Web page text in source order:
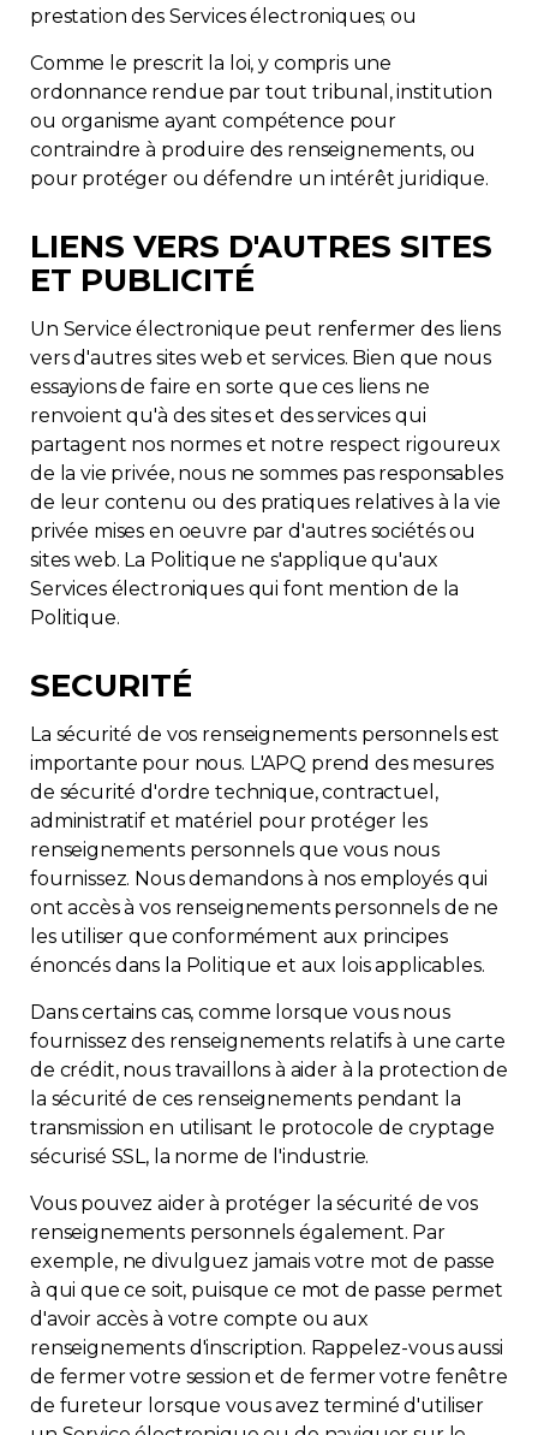
prestation des Services électroniques; ou
Comme le prescrit la loi, y compris une
ordonnance rendue par tout tribunal, institution
ou organisme ayant compétence pour
contraindre à produire des renseignements, ou
pour protéger ou défendre un intérêt juridique.
LIENS VERS D'AUTRES SITES
ET PUBLICITÉ
Un Service électronique peut renfermer des liens
vers d'autres sites web et services. Bien que nous
essayions de faire en sorte que ces liens ne
renvoient qu'à des sites et des services qui
partagent nos normes et notre respect rigoureux
de la vie privée, nous ne sommes pas responsables
de leur contenu ou des pratiques relatives à la vie
privée mises en oeuvre par d'autres sociétés ou
sites web. La Politique ne s'applique qu'aux
Services électroniques qui font mention de la
Politique.
SECURITÉ
La sécurité de vos renseignements personnels est
importante pour nous. L'APQ prend des mesures
de sécurité d'ordre technique, contractuel,
administratif et matériel pour protéger les
renseignements personnels que vous nous
fournissez. Nous demandons à nos employés qui
ont accès à vos renseignements personnels de ne
les utiliser que conformément aux principes
énoncés dans la Politique et aux lois applicables.
Dans certains cas, comme lorsque vous nous
fournissez des renseignements relatifs à une carte
de crédit, nous travaillons à aider à la protection de
la sécurité de ces renseignements pendant la
transmission en utilisant le protocole de cryptage
sécurisé SSL, la norme de l'industrie.
Vous pouvez aider à protéger la sécurité de vos
renseignements personnels également. Par
exemple, ne divulguez jamais votre mot de passe
à qui que ce soit, puisque ce mot de passe permet
d'avoir accès à votre compte ou aux
renseignements d'inscription. Rappelez-vous aussi
de fermer votre session et de fermer votre fenêtre
de fureteur lorsque vous avez terminé d'utiliser